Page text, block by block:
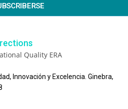
Innovación y Excelencia. Ginebra,